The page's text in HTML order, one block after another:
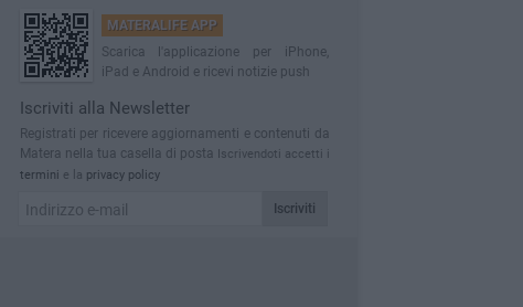
MATERALIFE APP
Scarica l'applicazione per iPhone,
iPad e Android e ricevi notizie push
Iscriviti alla Newsletter
Registrati per ricevere aggiornamenti e contenuti da
Matera nella tua casella di posta Iscrivendoti accetti i
termini e la privacy policy
Iscriviti